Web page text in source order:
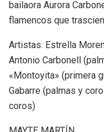
bailaora Aurora
flamencos que
Artistas: Estrella
Antonio Carbonell
«Montoyita» (primera
Gabarre (palmas y
coros)